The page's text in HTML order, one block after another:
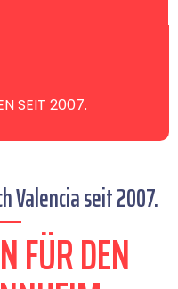
SEIT 2007.
Valencia seit 2007.
FÜR DEN